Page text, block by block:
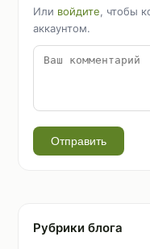
Или войдите, чтобы
аккаунтом.
Отправить
Рубрики блога